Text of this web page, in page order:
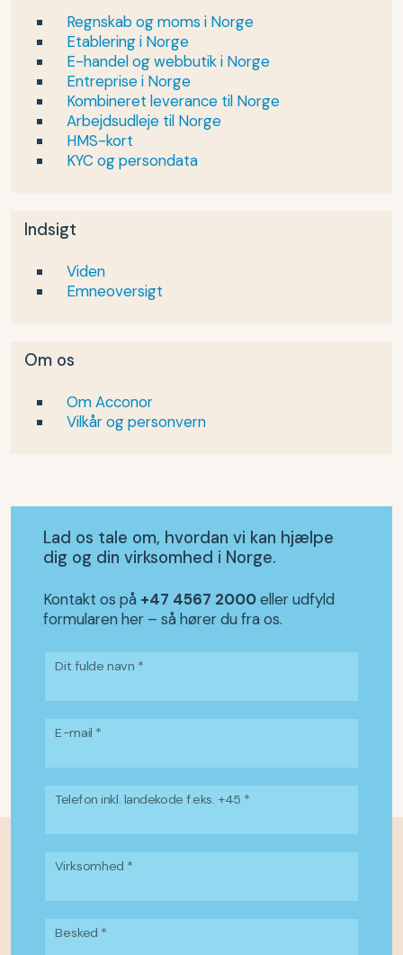
Regnskab og moms i Norge
Etablering i Norge
E-handel og webbutik i Norge
Entreprise i Norge
Kombineret leverance til Norge
Arbejdsudleje til Norge
HMS-kort
KYC og persondata
Indsigt
Viden
Emneoversigt
Om os
Om Acconor
Vilkår og personvern
Lad os tale om, hvordan vi kan hjælpe
dig og din virksomhed i Norge.
Kontakt os på +47 4567 2000eller udfyld
formularen her – så hører du fra os.
Dit fulde navn *
E-mail *
Telefon inkl. landekode f.eks. +45 *
Virksomhed *
Besked *